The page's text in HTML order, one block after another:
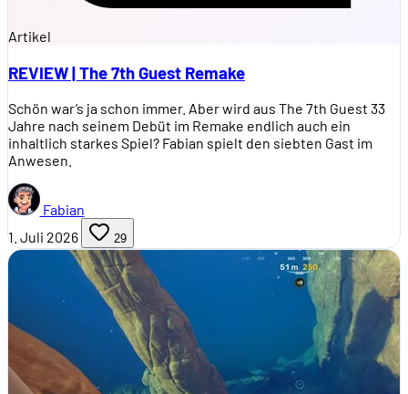
Artikel
REVIEW | The 7th Guest Remake
Schön war’s ja schon immer. Aber wird aus The 7th Guest 33
Jahre nach seinem Debüt im Remake endlich auch ein
inhaltlich starkes Spiel? Fabian spielt den siebten Gast im
Anwesen.
Fabian
1. Juli 2026
29